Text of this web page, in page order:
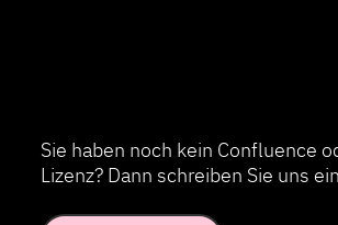
Sie haben noch kein Confluence
Lizenz? Dann schreiben Sie uns